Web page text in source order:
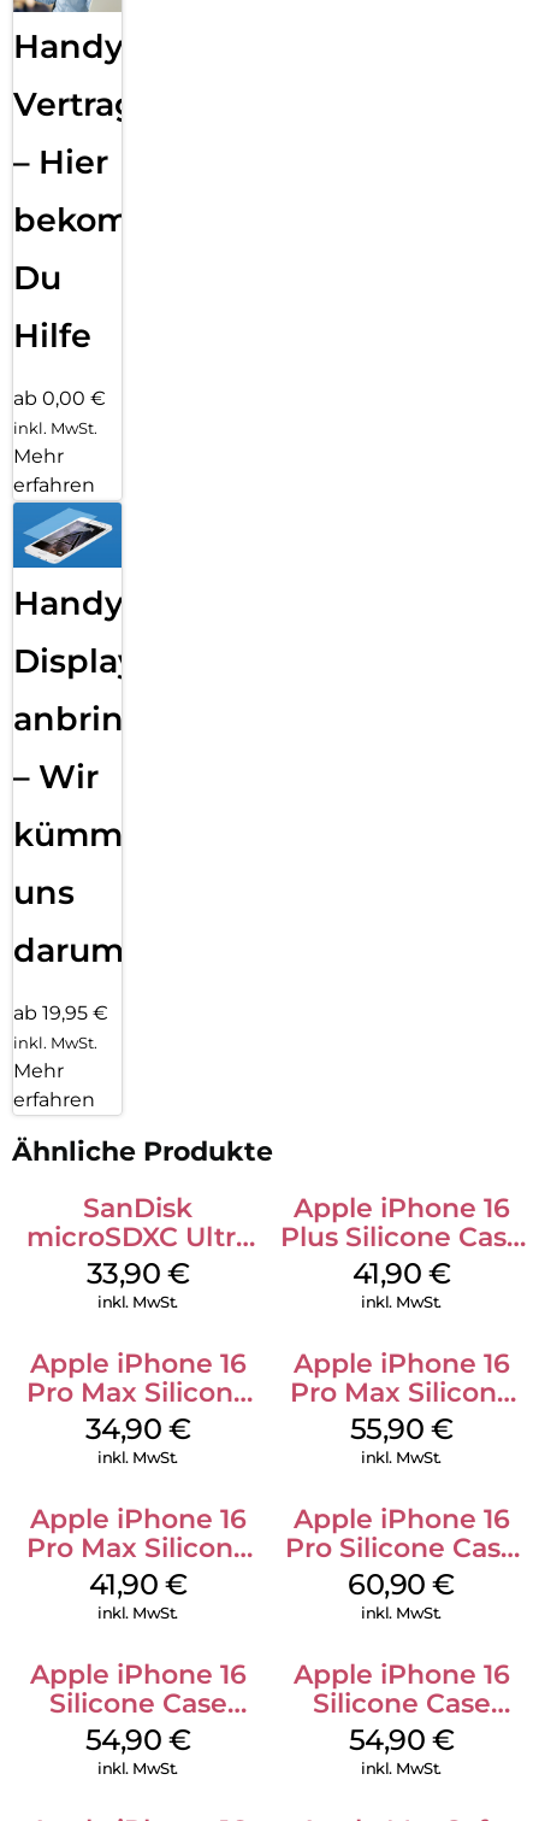
Handy
Vertragsabwicklung
– Hier
bekommst
Du
Hilfe
ab 0,00 €
inkl. MwSt.
Mehr
erfahren
Handy
Displayfolie
anbringen
– Wir
kümmern
uns
darum!
ab 19,95 €
inkl. MwSt.
Mehr
erfahren
Ähnliche Produkte
SanDisk
microSDXC Ultra
128 GB + Adapter
Mobile
33,90 €
inkl. MwSt.
Apple iPhone 16
Plus Silicone Case
MagSafe Stone
Gray
41,90 €
inkl. MwSt.
Apple iPhone 16
Pro Max Silicone
Case MagSafe
Denim
34,90 €
inkl. MwSt.
Apple iPhone 16
Pro Max Silicone
Case MagSafe
Stone Gray
55,90 €
inkl. MwSt.
Apple iPhone 16
Pro Max Silicone
Case MagSafe
Ultramarine
41,90 €
inkl. MwSt.
Apple iPhone 16
Pro Silicone Case
MagSafe Stone
Gray
60,90€
inkl. MwSt.
Apple iPhone 16
Silicone Case
MagSafe Black
54,90 €
inkl. MwSt.
Apple iPhone 16
Silicone Case
MagSafe Lake
Green
54,90 €
inkl. MwSt.